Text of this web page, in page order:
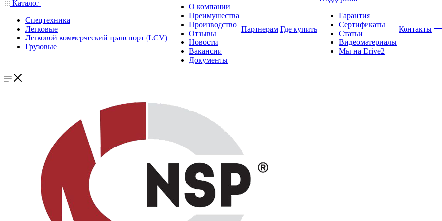
Каталог
Спецтехника
Легковые
Легковой коммерческий транспорт (LCV)
Грузовые
О компании
Преимущества
Производство
Отзывы
Новости
Вакансии
Документы
Партнерам Где купить
Гарантия
Сертификаты
Статьи
Видеоматериалы
Мы на Drive2
Контакты +